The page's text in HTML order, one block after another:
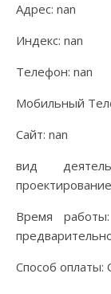
Адрес: nan
Индекс: nan
Телефон: nan
Мобильный
Сайт: nan
вид
Время
Способ оплаты: